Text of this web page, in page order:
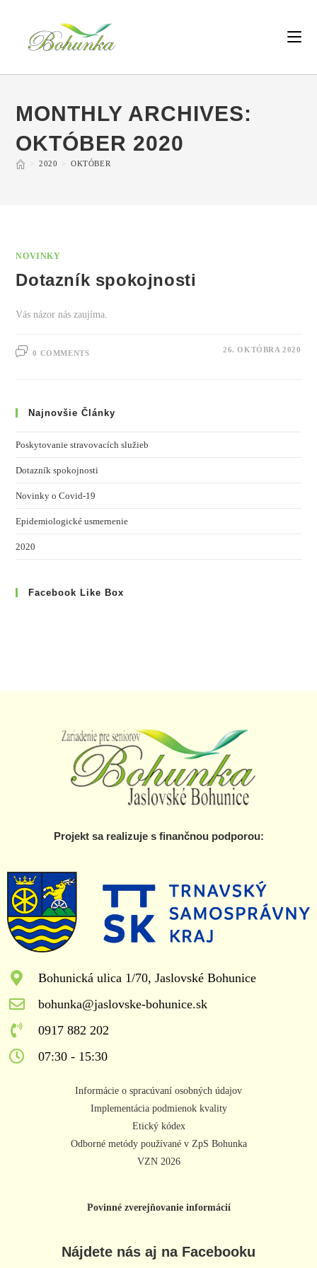
MONTHLY ARCHIVES:
OKTÓBER 2020
> 2020 > OKTÓBER
NOVINKY
Dotazník spokojnosti
Vás názor nás zaujíma.
0 COMMENTS 26. OKTÓBRA 2020
Najnovšie Články
Poskytovanie stravovacích služieb
Dotazník spokojnosti
Novinky o Covid-19
Epidemiologické usmernenie
2020
Facebook Like Box
Projekt sa realizuje s finančnou podporou:
Bohunická ulica 1/70, Jaslovské Bohunice
bohunka@jaslovske-bohunice.sk
0917 882 202
07:30 - 15:30
Informácie o spracúvaní osobných údajov
Implementácia podmienok kvality
Etický kódex
Odborné metódy používané v ZpS Bohunka
VZN 2026
Povinné zverejňovanie informácií
Nájdete nás aj na Facebooku